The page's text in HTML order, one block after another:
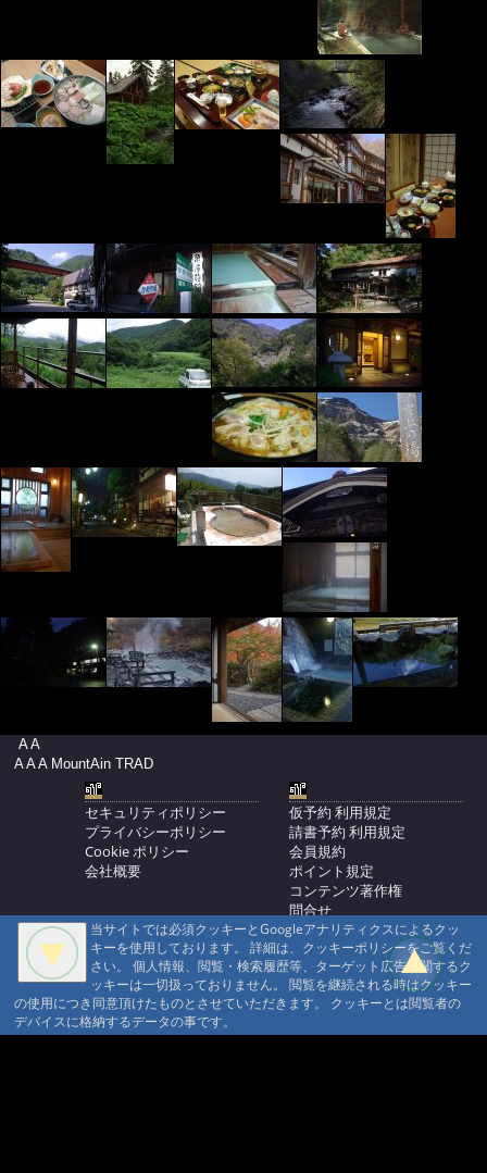
A A
A A A MountAin TRAD
セキュリティポリシー
プライバシーポリシー
Cookie ポリシー
会社概要
仮予約 利用規定
請書予約 利用規定
会員規約
ポイント規定
コンテンツ著作権
問合せ
マウンテントラッド株式会社
〒386-1211 長野県上田市下之郷692
0268371176
© 1999-2026 MountAin TRAD ® Inc. https://www.mountaintrad.co.jp
当サイトでは必須クッキーとGoogleアナリティクスによるクッ
キーを使用しております。 詳細は、クッキーポリシーをご覧くだ
さい。 個人情報、閲覧・検索履歴等、ターゲット広告に関するク
ッキーは一切扱っておりません。 閲覧を継続される時はクッキー
の使用につき同意頂けたものとさせていただきます。 クッキーとは閲覧者の
デバイスに格納するデータの事です。